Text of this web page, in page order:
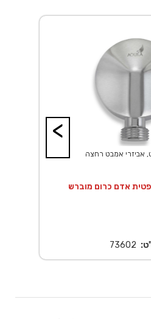
אביזרי אמבט רחצה
אדם כרום מוברש
73602
<